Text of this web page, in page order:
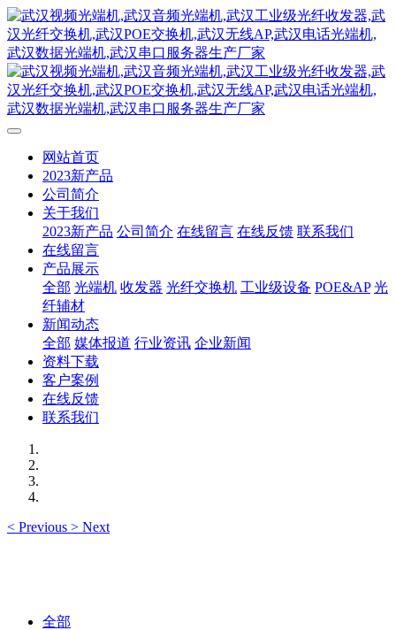
网站首页
2023新产品
公司简介
关于我们
2023新产品 公司简介 在线留言 在线反馈 联系我们
在线留言
产品展示
全部 光端机 收发器 光纤交换机 工业级设备 POE&AP 光
纤辅材
新闻动态
全部 媒体报道 行业资讯 企业新闻
资料下载
客户案例
在线反馈
联系我们
< Previous > Next
全部